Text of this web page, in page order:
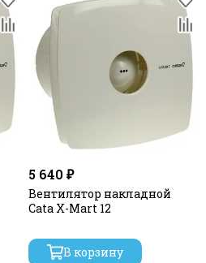
5 640 ₽
Вентилятор накладной
Cata X-Mart 12
В корзину